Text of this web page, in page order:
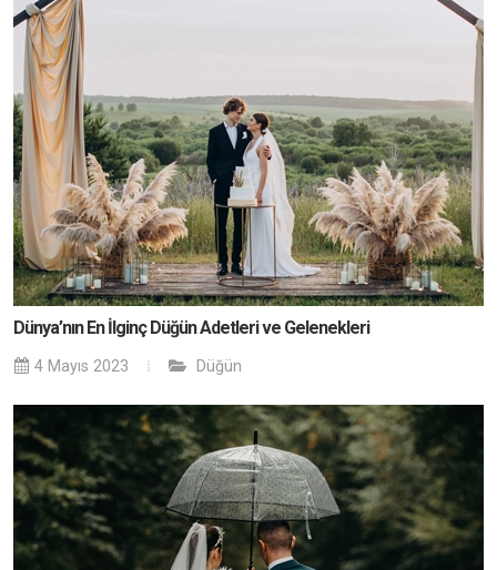
Dünya’nın En İlginç Düğün Adetleri ve Gelenekleri
4 Mayıs 2023 Düğün